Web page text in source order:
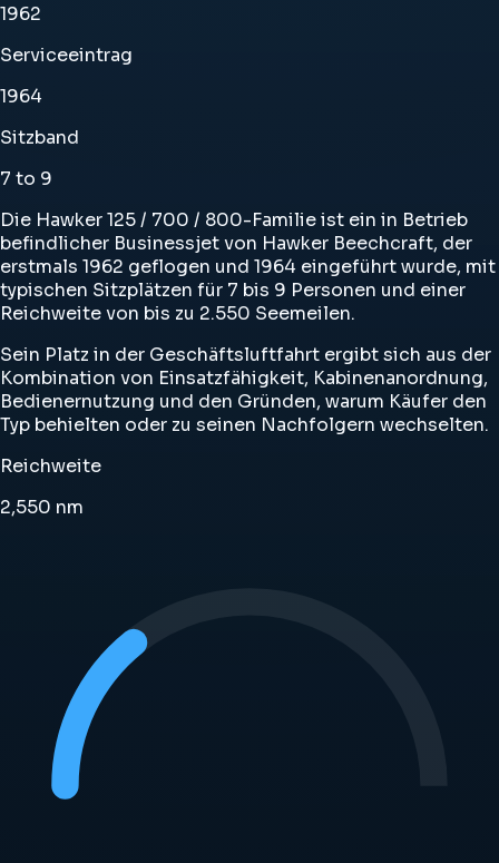
1962
Serviceeintrag
1964
Sitzband
7 to 9
Die Hawker 125 / 700 / 800-Familie ist ein in Betrieb
befindlicher Businessjet von Hawker Beechcraft, der
erstmals 1962 geflogen und 1964 eingeführt wurde, mit
typischen Sitzplätzen für 7 bis 9 Personen und einer
Reichweite von bis zu 2.550 Seemeilen.
Sein Platz in der Geschäftsluftfahrt ergibt sich aus der
Kombination von Einsatzfähigkeit, Kabinenanordnung,
Bedienernutzung und den Gründen, warum Käufer den
Typ behielten oder zu seinen Nachfolgern wechselten.
Reichweite
2,550 nm